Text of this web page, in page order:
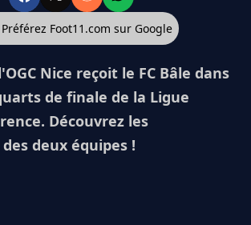
Préférez Foot11.com sur Google
Nice reçoit le FC Bâle dans
de finale de la Ligue
Découvrez les
deux équipes !